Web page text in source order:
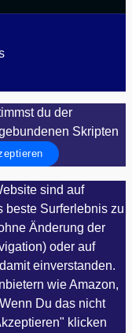
du der
Skripten
sind auf
beste Surferlebnis zu
Änderung der
oder auf
einverstanden.
wie Amazon,
Du das nicht
klicken